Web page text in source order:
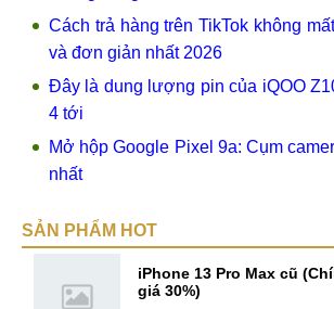
Cách trả hàng trên TikTok không
và đơn giản nhất 2026
Đây là dung lượng pin của iQOO
4 tới
Mở hộp Google Pixel 9a: Cụm
nhất
SẢN PHẨM HOT
iPhone 13 Pro Max cũ
giá 30%)